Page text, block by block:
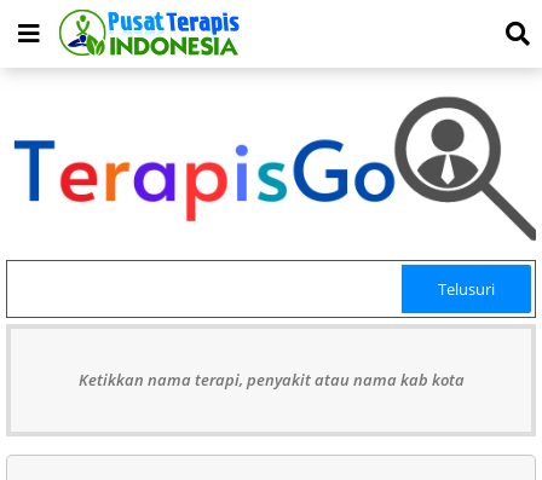
Ketikkan nama terapi, penyakit atau nama kab kota